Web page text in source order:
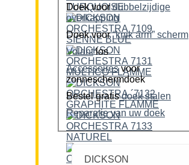
Doek voordubbelzijdige
overkapping
Doek voor
“knik arm” scherm
Volantlos
Accessoiresvoor
zonneschermdoek
Bestel gratis doek stalen
Reparatie van uw doek
DICKSON